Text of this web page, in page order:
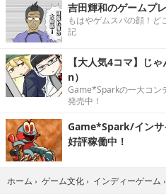
吉田輝和のゲームプ
もはやゲムスパの顔！ど
記
【大人気4コマ】じ
n）
Game*Sparkの一大コン
発売中！
Game*Spark/インサ
好評稼働中！
ホーム › ゲーム文化 › インディーゲーム ›